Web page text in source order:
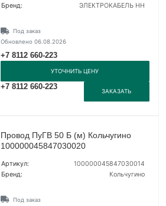
Бренд:
ЭЛЕКТРОКАБЕЛЬ НН
Под заказ
Обновлено 06.08.2026
+7 8112 660-223
УТОЧНИТЬ ЦЕНУ
+7 8112 660-223
ЗАКАЗАТЬ
Провод ПуГВ 50 Б (м) Кольчугино
100000045847030020
Артикул:
100000045847030014
Бренд:
Кольчугино
Под заказ